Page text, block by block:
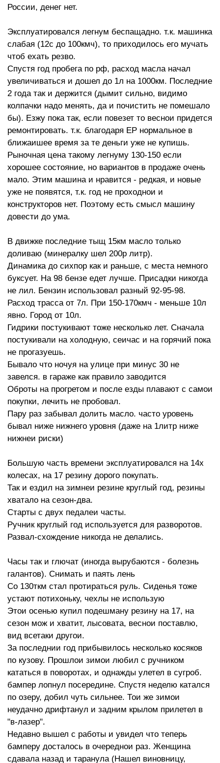
России, денег нет.
Эксплуатировался легнум беспащадно. т.к. машинка
слабая (12с до 100кмч), то приходилось его мучать
чтоб ехать резво.
Спустя год пробега по рф, расход масла начал
увеличиваться и дошел до 1л на 1000км. Последние
2 года так и держится (дымит сильно, видимо
колпачки надо менять, да и почистить не помешало
бы). Езжу пока так, если повезет то веснои придется
ремонтировать. т.к. благодаря ЕР нормальное в
ближаишее время за те деньги уже не купишь.
Рыночная цена такому легнуму 130-150 если
хорошее состояние, но вариантов в продаже очень
мало. Этим машина и нравится - редкая, и новые
уже не появятся, т.к. год не проходнои и
конструкторов нет. Поэтому есть смысл машину
довести до ума.
В движке последние тыщ 15км масло только
доливаю (минералку шел 200р литр).
Динамика до сихпор как и раньше, с места немного
буксует. На 98 бензе едет лучше. Присадки никогда
не лил. Бензин использовал разный 92-95-98.
Расход трасса от 7л. При 150-170кмч - меньше 10л
явно. Город от 10л.
Гидрики постукивают тоже несколько лет. Сначала
постукивали на холодную, сеичас и на горячий пока
не прогазуешь.
Бывало что ночуя на улице при минус 30 не
завелся. в гараже как правило заводится
Оброты на прогретом и после езды плавают с самои
покупки, лечить не пробовал.
Пару раз забывал долить масло. часто уровень
бывал ниже нижнего уровня (даже на 1литр ниже
нижнеи риски)
Большую часть времени эксплуатировался на 14х
колесах, на 17 резину дорого покупать.
Так и ездил на зимнеи резине круглый год, резины
хватало на сезон-два.
Старты с двух педалеи часты.
Ручник круглый год используется для разворотов.
Развал-схождение никогда не делались.
Часы так и глючат (иногда вырубаются - болезнь
галантов). Снимать и паять лень
Со 130ткм стал протираться руль. Сиденья тоже
устают потихоньку, чехлы не использую
Этои осенью купил подешману резину на 17, на
сезон мож и хватит, лысовата, веснои поставлю,
вид всетаки другои.
За последнии год прибывилось несколько косяков
по кузову. Прошлои зимои любил с ручником
кататься в поворотах, и однажды улетел в сугроб.
бампер лопнул посередине. Спустя неделю катался
по озеру, добил чуть сильнее. Тои же зимои
неудачно дрифтанул и задним крылом прилетел в
"в-лазер".
Недавно вышел с работы и увидел что теперь
бамперу досталось в очереднои раз. Женщина
сдавала назад и таранула (Нашел виновницу,